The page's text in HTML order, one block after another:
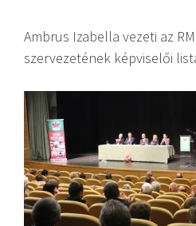
Ambrus Izabella vezeti az
szervezetének képviselői